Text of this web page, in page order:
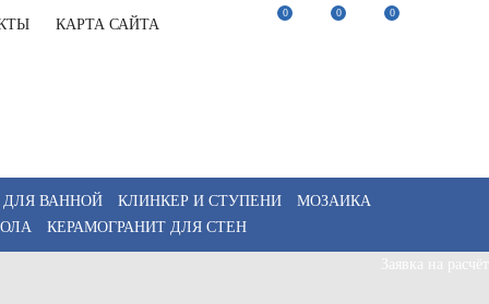
КАРТА САЙТА
0 0 0
ВАННОЙ КЛИНКЕР И СТУПЕНИ
МОЗАИКА
КЕРАМОГРАНИТ ДЛЯ СТЕН
Заявка на расчёт